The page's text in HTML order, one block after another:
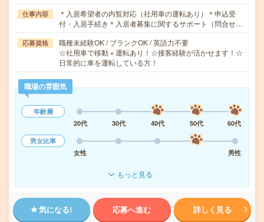
仕事内容
＊入居希望者の内覧対応（社用車の運転あり）＊申込受
付・入居手続き＊入居者募集に関するサポート（問合せ…
応募資格
職種未経験OK / ブランクOK / 英語力不要
☆社用車で移動＋運転あり！☆接客経験が活かせます！☆
日常的に車を運転している方！
職場の雰囲気
年齢層
20代
30代 40代 50代
60代
男女比率
女性
男性
もっと見る
気になる! 応募へ進む 詳しく見る